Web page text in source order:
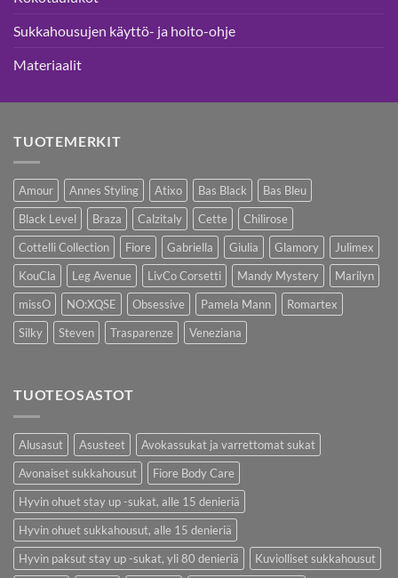
Sukkahousujen käyttö- ja hoito-ohje
Materiaalit
TUOTEMERKIT
Amour Annes Styling Atixo Bas Black
Bas Bleu
Black Level
Braza Calzitaly Cette
Chilirose
Cottelli Collection
Fiore Gabriella Giulia Glamory
Julimex
KouCla
Leg Avenue LivCo Corsetti Mandy Mystery
Marilyn
missO
NO:XQSE Obsessive Pamela Mann
Romartex
Silky
Steven Trasparenze Veneziana
TUOTEOSASTOT
Alusasut Asusteet
Avokassukat ja varrettomat sukat
Avonaiset sukkahousut
Fiore Body Care
Hyvin ohuet stay up -sukat, alle 15 denieriä
Hyvin ohuet sukkahousut, alle 15 denieriä
Hyvin paksut stay up -sukat, yli 80 denieriä
Kuviolliset sukkahousut